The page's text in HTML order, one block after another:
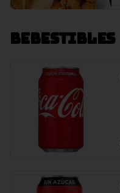
Bebestibles